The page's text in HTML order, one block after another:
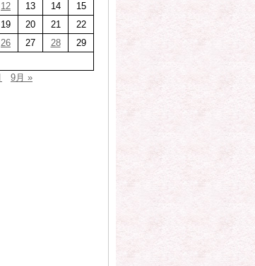
12 13 14
15
19 20 21
22
26 27 28
29
9月 »